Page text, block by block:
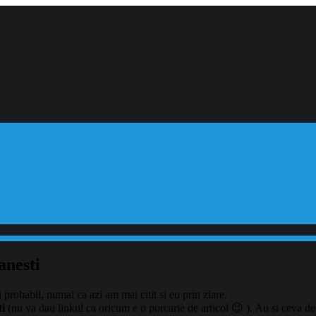
numai ca azi am mai citit si eu prin ziare.
(nu va dau linkul ca oricum e o porcarie de articol 😉 ). Au si ceva